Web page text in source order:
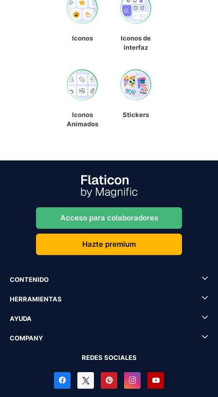
Iconos
Iconos de
interfaz
Iconos
Animados
Stickers
Acceso para colaboradores
Hazte premium
CONTENIDO
HERRAMIENTAS
AYUDA
COMPANY
REDES SOCIALES